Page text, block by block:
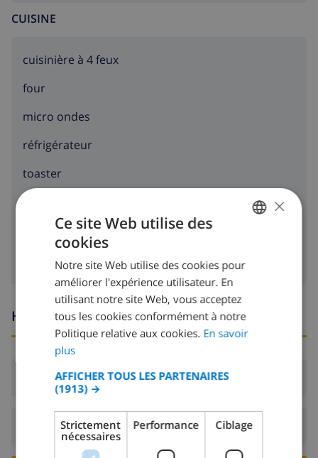
CUISINE
cuisinière à 4 feux
four
micro ondes
réfrigérateur
toaster
machine à laver
Heures d'arrivée et de départ
Arrivée:De 17:00 avant 20:00
Départ:Avant: 10:00
DUTCH
SPANISH
GERMAN
DANISH
×
Ce site Web utilise des
cookies
Notre site Web utilise des cookies pour
améliorer l'expérience utilisateur. En
utilisant notre site Web, vous acceptez
tous les cookies conformément à notre
Politique relative aux cookies. En savoir
plus
AFFICHER TOUS LES PARTENAIRES
(1913) →
Strictement
nécessaires
Performance Ciblage